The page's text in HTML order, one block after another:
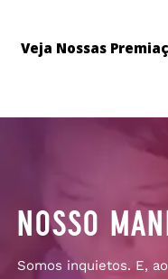
Veja Nossas
nosso
Somos inquietos. E,